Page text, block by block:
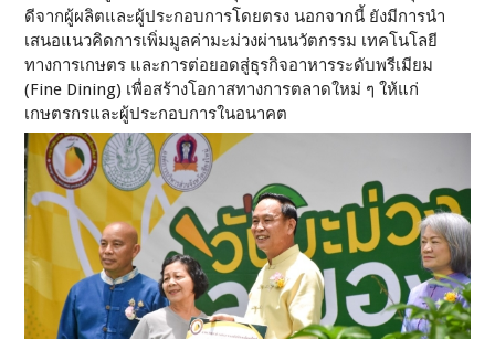
ดีจากผู้ผลิตและผู้ประกอบการโดยตรง นอกจากนี้ ยังมีการนำ
เสนอแนวคิดการเพิ่มมูลค่ามะม่วงผ่านนวัตกรรม เทคโนโลยี
ทางการเกษตร และการต่อยอดสู่ธุรกิจอาหารระดับพรีเมียม
(Fine Dining) เพื่อสร้างโอกาสทางการตลาดใหม่ ๆ ให้แก่
เกษตรกรและผู้ประกอบการในอนาคต